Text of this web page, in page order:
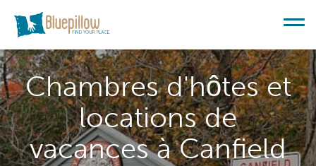
Chambres d'hôtes et
locations de
vacances à Canfield